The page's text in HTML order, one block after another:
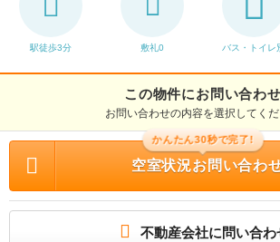
駅徒歩3分 敷礼0 バス・トイレ
この物件にお問い合わせ
お問い合わせの内容を選択してく
かんたん30秒で完了!
空室状況お問い合わ
不動産会社に問い合わ